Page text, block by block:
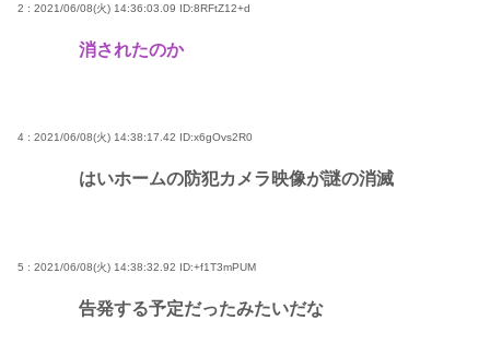
2 : 2021/06/08(火) 14:36:03.09 ID:8RFtZ12+d
消されたのか
4 : 2021/06/08(火) 14:38:17.42 ID:x6gOvs2R0
はいホームの防犯カメラ映像が謎の消滅
5 : 2021/06/08(火) 14:38:32.92 ID:+f1T3mPUM
告発する予定だったみたいだな